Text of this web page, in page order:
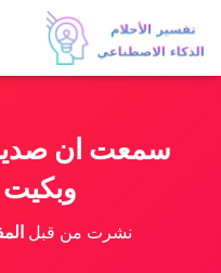
سمعت ان
وبكيت
نشرت من قبل